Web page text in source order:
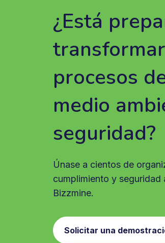
¿Está
procesos
medio
seguridad?
Únase a cientos de
cumplimiento y seguridad
Bizzmine.
Solicitar una